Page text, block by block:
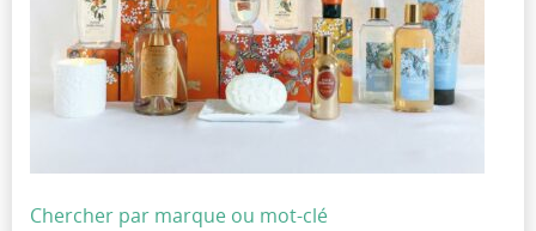
Chercher par marque ou mot-clé